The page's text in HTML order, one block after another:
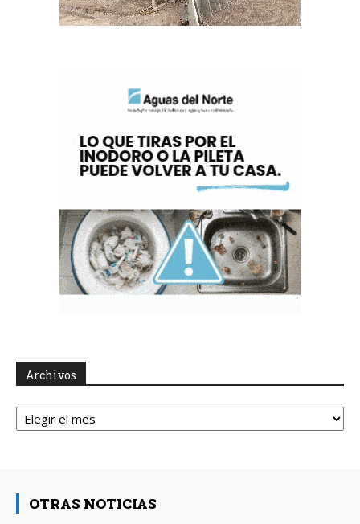
Archivos
Archivos
OTRAS NOTICIAS